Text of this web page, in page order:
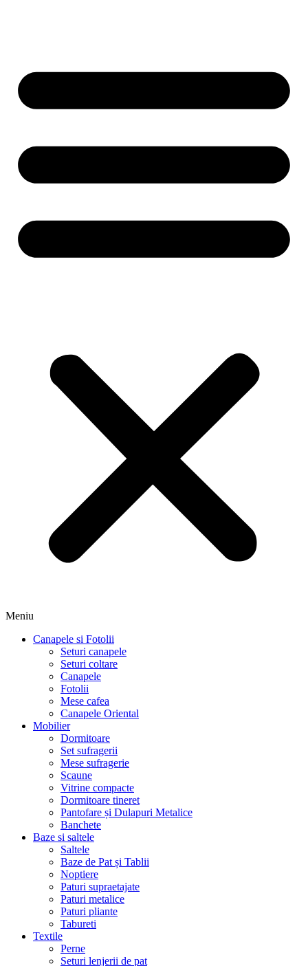
Meniu
Canapele si Fotolii
Seturi canapele
Seturi coltare
Canapele
Fotolii
Mese cafea
Canapele Oriental
Mobilier
Dormitoare
Set sufragerii
Mese sufragerie
Scaune
Vitrine compacte
Dormitoare tineret
Pantofare și Dulapuri Metalice
Banchete
Baze si saltele
Saltele
Baze de Pat și Tablii
Noptiere
Paturi supraetajate
Paturi metalice
Paturi pliante
Tabureti
Textile
Perne
Seturi lenjerii de pat